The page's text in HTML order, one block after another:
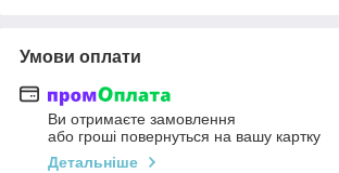
Умови оплати
Ви отримаєте замовлення
або гроші повернуться на вашу картку
Детальніше